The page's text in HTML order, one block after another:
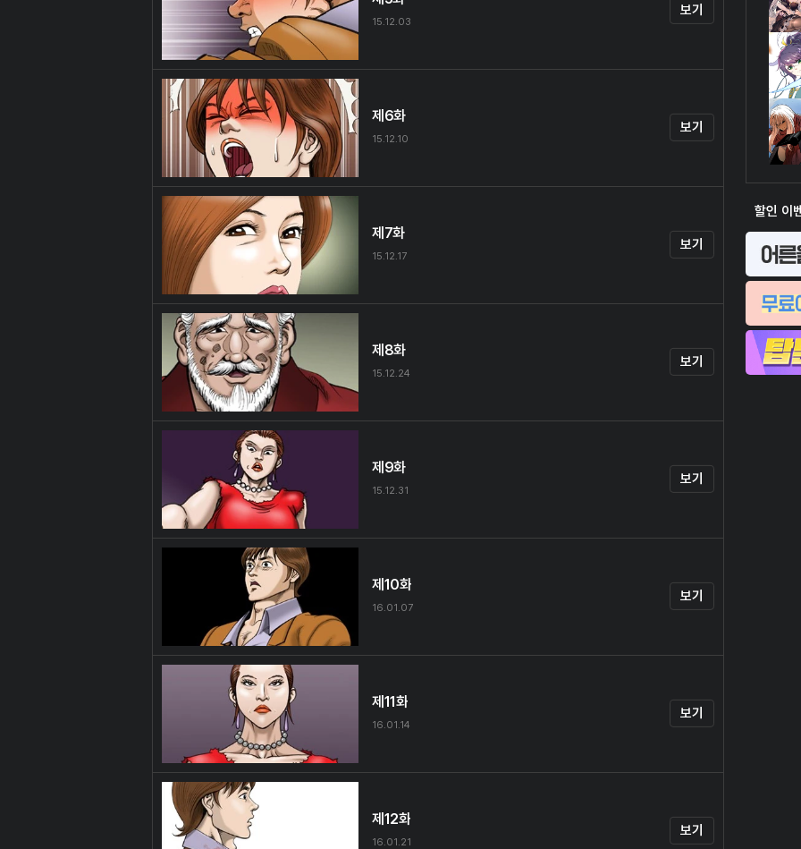
할인 이
15.12.03
보기
제6화
15.12.10
보기
제7화
15.12.17
보기
제8화
15.12.24
보기
제9화
15.12.31
보기
제10화
16.01.07
보기
제11화
16.01.14
보기
제12화
16.01.21
보기